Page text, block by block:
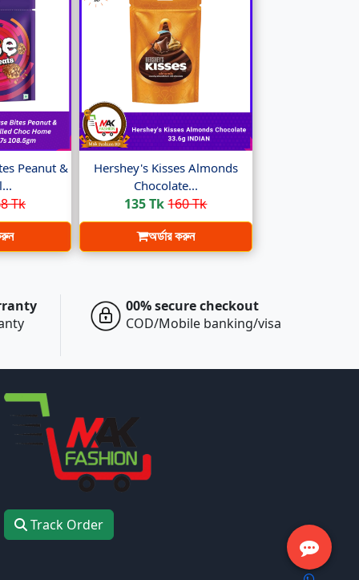
Peanut &
Tk
Hershey's Kisses Almonds
Chocolate...
135 Tk 160 Tk
অর্ডার করুন
00% secure checkout
COD/Mobile banking/visa
Track Order